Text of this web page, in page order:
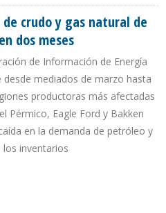
crudo y gas natural de
dos meses
de Información de Energía
mediados de marzo hasta
productoras más afectadas
Pérmico, Eagle Ford y Bakken
en la demanda de petróleo y
inventarios